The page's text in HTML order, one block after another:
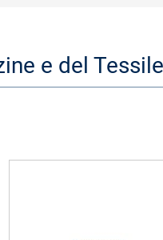
e del